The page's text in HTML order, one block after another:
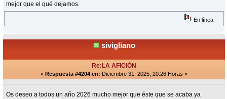
mejor que el qué dejamos.
En línea
sivigliano
Re:LA AFICIÓN
« Respuesta #4204 en: Diciembre 31, 2025, 20:26 Horas »
Os deseo a todos un año 2026 mucho mejor que éste que se acaba ya